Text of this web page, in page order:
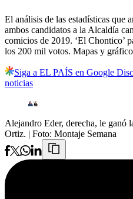
El análisis de las estadísticas que
ambos candidatos a la Alcaldía
comicios de 2019. ‘El Chontico’
los 200 mil votos. Mapas y
Siga a EL PAÍS en Google
noticias
Alejandro Eder, derecha, le ganó
Ortiz. | Foto: Montaje Semana